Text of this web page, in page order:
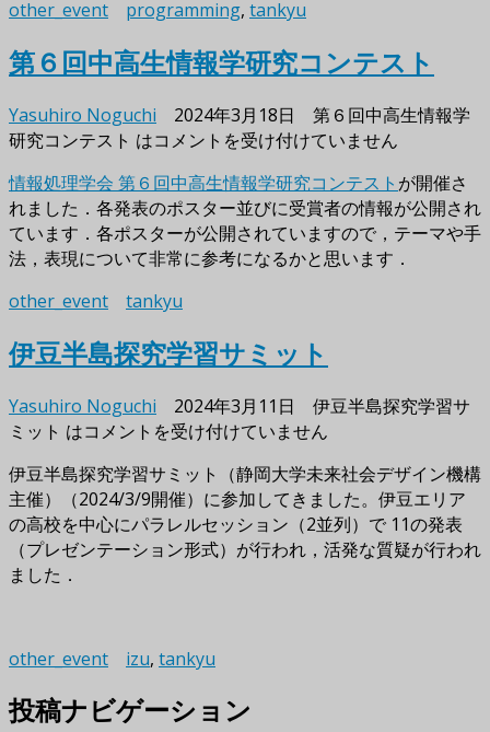
other_event programming, tankyu
第６回中高生情報学研究コンテスト
Yasuhiro Noguchi 2024年3月18日
第６回中高生情報学
研究コンテスト はコメントを受け付けていません
情報処理学会 第６回中高生情報学研究コンテスト が開催さ
れました．各発表のポスター並びに受賞者の情報が公開され
ています．各ポスターが公開されていますので，テーマや手
法，表現について非常に参考になるかと思います．
other_event
tankyu
伊豆半島探究学習サミット
Yasuhiro Noguchi 2024年3月11日
伊豆半島探究学習サ
ミット はコメントを受け付けていません
伊豆半島探究学習サミット（静岡大学未来社会デザイン機構
主催）（2024/3/9開催）に参加してきました。伊豆エリア
の高校を中心にパラレルセッション（2並列）で 11の発表
（プレゼンテーション形式）が行われ，活発な質疑が行われ
ました．
other_event izu, tankyu
投稿ナビゲーション